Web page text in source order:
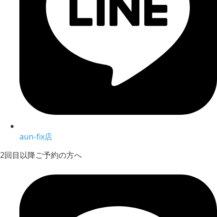
aun-fix店
2回目以降ご予約の方へ